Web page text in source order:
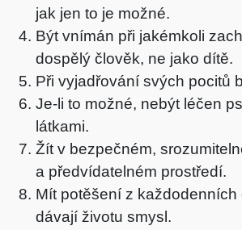
jak jen to je možné.
Být vnímán při jakémkoli
dospělý člověk, ne jako dítě.
Při vyjadřování svých pocitů
Je-li to možné, nebýt léčen
látkami.
Žít v bezpečném,
a předvídatelném prostředí.
Mít potěšení z každodenních
dávají životu smysl.